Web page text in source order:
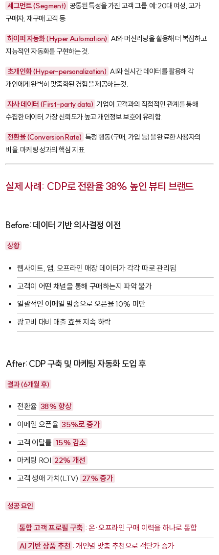
세그먼트 (Segment) 공통된 특성을 가진 고객 그룹. 예: 20대 여성, 고가
구매자, 재구매 고객 등.
하이퍼 자동화 (Hyper Automation) AI와 머신러닝을 활용해 더 복잡하고
지능적인 자동화를 구현하는 것.
초개인화 (Hyper-personalization) AI와 실시간 데이터를 활용해 각
개인에게 완벽히 맞춤화된 경험을 제공하는 것.
자사 데이터 (First-party data) 기업이 고객과의 직접적인 관계를 통해
수집한 데이터. 가장 신뢰도가 높고 개인정보 보호에 유리함.
전환율 (Conversion Rate) 특정 행동(구매, 가입 등)을 완료한 사용자의
비율. 마케팅 성과의 핵심 지표.
실제 사례: CDP로 전환율 38% 높인 뷰티 브랜드
Before: 데이터 기반 의사결정 이전
상황
웹사이트, 앱, 오프라인 매장 데이터가 각각 따로 관리됨
고객이 어떤 채널을 통해 구매하는지 파악 불가
일괄적인 이메일 발송으로 오픈율 10% 미만
광고비 대비 매출 효율 지속 하락
After: CDP 구축 및 마케팅 자동화 도입 후
결과 (6개월 후)
전환율 38% 향상
이메일 오픈율 35%로 증가
고객 이탈률 15% 감소
마케팅 ROI 22% 개선
고객 생애 가치(LTV) 27% 증가
성공 요인
통합 고객 프로필 구축 : 온·오프라인 구매 이력을 하나로 통합
AI 기반 상품 추천 : 개인별 맞춤 추천으로 객단가 증가